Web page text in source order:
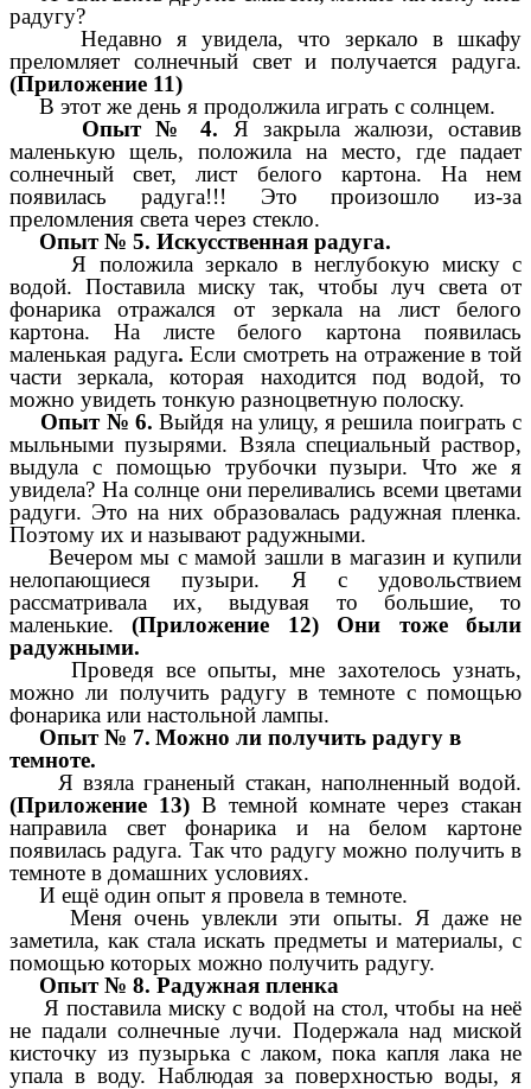
радугу?
Недавно я увидела, что зеркало в шкафу
преломляет солнечный свет и получается радуга.
(Приложение 11)
В этот же день я продолжила играть с солнцем.
Опыт № 4. Я закрыла жалюзи, оставив
маленькую щель, положила на место, где падает
солнечный свет, лист белого картона.
На нем
появилась радуга!!! Это произошло из-за
преломления света через стекло.
Опыт № 5. Искусственная радуга.
Я положила зеркало в неглубокую миску с
водой. Поставила миску так, чтобы луч света от
фонарика отражался от зеркала на лист белого
картона. На листе белого картона появилась
маленькая радуга. Если смотреть на отражение в той
части зеркала, которая находится под водой, то
можно увидеть тонкую разноцветную полоску.
Опыт № 6.Выйдя на улицу, я решила поиграть с
мыльными пузырями. Взяла специальный раствор,
выдула с помощью трубочки пузыри. Что же я
увидела? На солнце они переливались всеми цветами
радуги. Это на них образовалась радужная пленка.
Поэтому их и называют радужными.
Вечером мы с мамой зашли в магазин и купили
нелопающиеся пузыри. Я с удовольствием
рассматривала их, выдувая то большие, то
маленькие.(Приложение 12) Они тоже были
радужными.
Проведя все опыты, мне захотелось узнать,
можно ли получить радугу в темноте с помощью
фонарика или настольной лампы.
Опыт № 7. Можно ли получить радугу в
темноте.
Я взяла граненый стакан, наполненный водой.
(Приложение 13) В темной комнате через стакан
направила свет фонарика и на белом картоне
появилась радуга. Так что радугу можно получить в
темноте в домашних условиях.
И ещё один опыт я провела в темноте.
Меня очень увлекли эти опыты. Я даже не
заметила, как стала искать предметы и материалы, с
помощью которых можно получить радугу.
Опыт № 8. Радужная пленка
Я поставила миску с водой на стол, чтобы на неё
не падали солнечные лучи. Подержала над миской
кисточку из пузырька с лаком, пока капля лака не
упала в воду. Наблюдая за поверхностью воды, я